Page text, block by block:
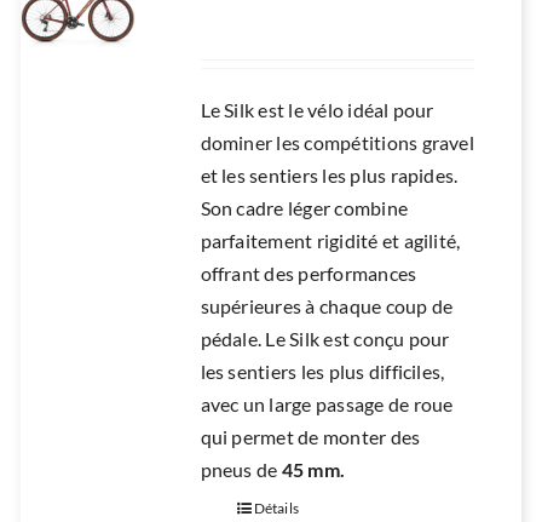
Le Silk est le vélo idéal pour
dominer les compétitions gravel
et les sentiers les plus rapides.
Son cadre léger combine
parfaitement rigidité et agilité,
offrant des performances
supérieures à chaque coup de
pédale. Le Silk est conçu pour
les sentiers les plus difficiles,
avec un large passage de roue
qui permet de monter des
pneus de 45 mm.
Détails